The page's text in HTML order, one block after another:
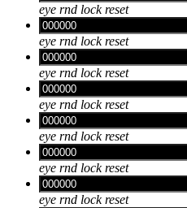
eye rnd lock reset
eye rnd lock reset
eye rnd lock reset
eye rnd lock reset
eye rnd lock reset
eye rnd lock reset
eye rnd lock reset